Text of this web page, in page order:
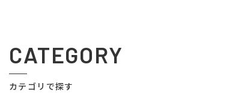
CATEGORY
カテゴリで探す